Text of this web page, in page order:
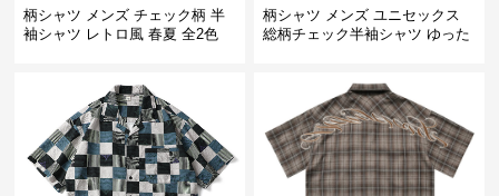
柄シャツ メンズ チェック柄 半
袖シャツ レトロ風 春夏 全2色
柄シャツ メンズ ユニセックス
総柄チェック半袖シャツ ゆった